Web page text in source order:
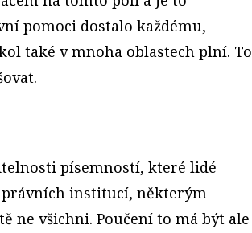
pomoci dostalo každému,
také v mnoha oblastech plní. To
písemností, které lidé
institucí, některým
ne všichni. Poučení to má být ale